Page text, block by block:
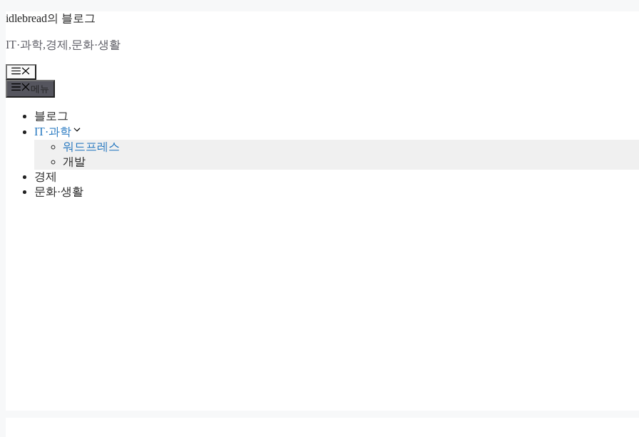
컨
츠
로
건
너
idlebread의 블로그
IT·과학,경제,문화·생활
메
뉴
메뉴
블로그
IT·과학
워드프레스
개발
경제
문화·생활